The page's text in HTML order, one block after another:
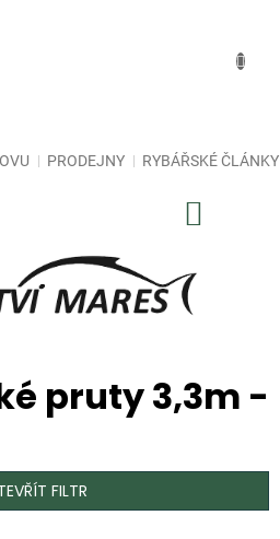
PRODEJNY RYBÁŘSKÉ ČLÁNKY
pruty 3,3m -
FILTR